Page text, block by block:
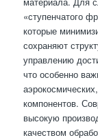
«ступенчатого
которые
сохраняют
управлению
что особенно
компонентов.
высокую
качеством